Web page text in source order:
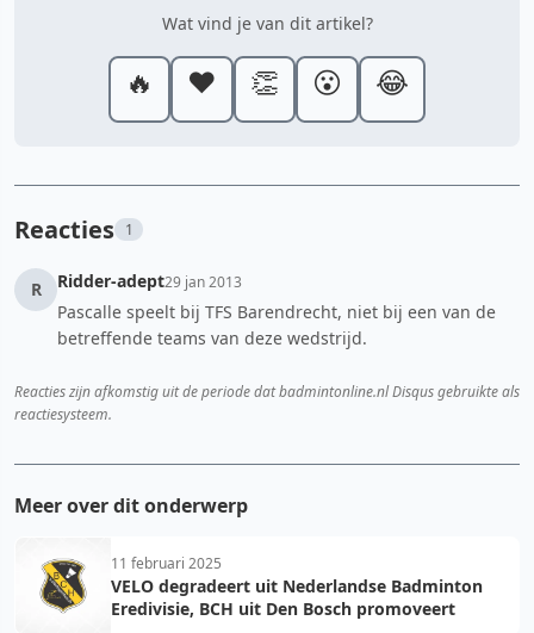
Wat vind je van dit artikel?
🔥 ❤️ 👏 😮 😂
Reacties 1
R Ridder-adept29 jan 2013
Pascalle speelt bij TFS Barendrecht, niet bij een van de
betreffende teams van deze wedstrijd.
Reacties zijn afkomstig uit de periode dat badmintonline.nl Disqus gebruikte als
reactiesysteem.
Meer over dit onderwerp
11 februari 2025
VELO degradeert uit Nederlandse Badminton
Eredivisie, BCH uit Den Bosch promoveert